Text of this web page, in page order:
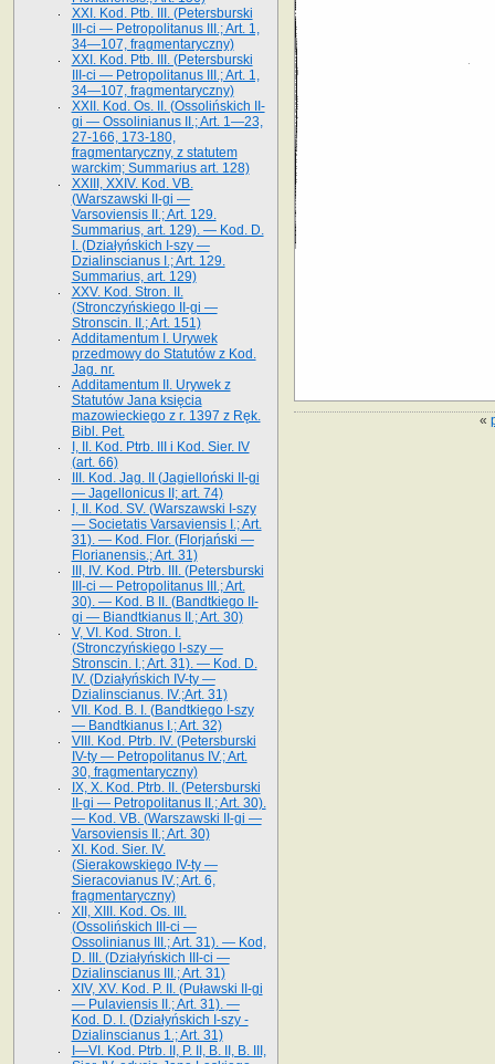
«
XXI. Kod. Ptb. III. (Petersburski
III-ci — Petropolitanus III.; Art. 1,
34—107, fragmentaryczny)
XXI. Kod. Ptb. III. (Petersburski
III-ci — Petropolitanus III.; Art. 1,
34—107, fragmentaryczny)
XXII. Kod. Os. II. (Ossolińskich II-
gi — Ossolinianus II.; Art. 1—23,
27-166, 173-180,
fragmentaryczny, z statutem
warckim; Summarius art. 128)
XXIII, XXIV. Kod. VB.
(Warszawski II-gi —
Varsoviensis II.; Art. 129.
Summarius, art. 129). — Kod. D.
I. (Działyńskich I-szy —
Dzialinscianus I.; Art. 129.
Summarius, art. 129)
XXV. Kod. Stron. II.
(Stronczyńskiego II-gi —
Stronscin. II.; Art. 151)
Additamentum I. Urywek
przedmowy do Statutów z Kod.
Jag. nr.
Additamentum II. Urywek z
Statutów Jana księcia
mazowieckiego z r. 1397 z Ręk.
Bibl. Pet.
I, II. Kod. Ptrb. III i Kod. Sier. IV
(art. 66)
III. Kod. Jag. II (Jagielloński II-gi
— Jagellonicus II; art. 74)
I, II. Kod. SV. (Warszawski I-szy
— Societatis Varsaviensis I.; Art.
31). — Kod. Flor. (Florjański —
Florianensis.; Art. 31)
III, IV. Kod. Ptrb. III. (Petersburski
III-ci — Petropolitanus III.; Art.
30). — Kod. B II. (Bandtkiego II-
gi — Biandtkianus II.; Art. 30)
V, VI. Kod. Stron. I.
(Stronczyńskiego l-szy —
Stronscin. I.; Art. 31). — Kod. D.
IV. (Działyńskich IV-ty —
Dzialinscianus. IV.;Art. 31)
VII. Kod. B. I. (Bandtkiego I-szy
— Bandtkianus I.; Art. 32)
VIII. Kod. Ptrb. IV. (Petersburski
IV-ty — Petropolitanus IV.; Art.
30, fragmentaryczny)
IX, X. Kod. Ptrb. II. (Petersburski
II-gi — Petropolitanus II.; Art. 30).
— Kod. VB. (Warszawski II-gi —
Varsoviensis II.; Art. 30)
XI. Kod. Sier. IV.
(Sierakowskiego IV-ty —
Sieracovianus IV.; Art. 6,
fragmentaryczny)
XII, XIII. Kod. Os. III.
(Ossolińskich III-ci —
Ossolinianus III.; Art. 31). — Kod,
D. III. (Działyńskich III-ci —
Dzialinscianus III.; Art. 31)
XIV, XV. Kod. P. II. (Puławski II-gi
— Pulaviensis II.; Art. 31). —
Kod. D. I. (Działyńskich I-szy -
Dzialinscianus 1.; Art. 31)
I—VI. Kod. Ptrb. II, P. II, B. II, B. III,